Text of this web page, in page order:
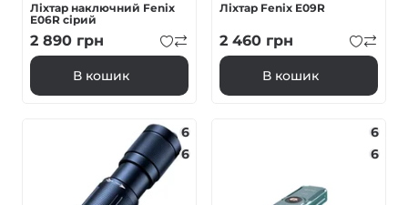
Ліхтар наключний Fenix
E06R сірий
2 890 грн
В кошик
Ліхтар Fenix E09R
2 460 грн
В кошик
6
6
6
6